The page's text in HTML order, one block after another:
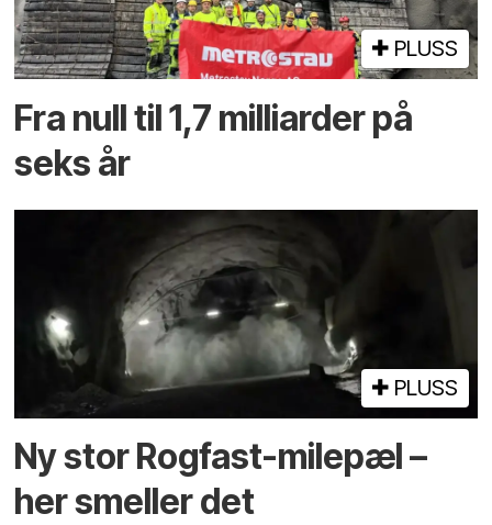
PLUSS
Fra null til 1,7 milliarder på
seks år
PLUSS
Ny stor Rogfast-milepæl –
her smeller det